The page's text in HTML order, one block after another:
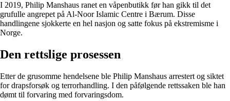
I 2019, Philip Manshaus ranet en våpenbutikk før han gikk til det
grufulle angrepet på Al-Noor Islamic Centre i Bærum. Disse
handlingene sjokkerte en hel nasjon og satte fokus på ekstremisme i
Norge.
Den rettslige prosessen
Etter de grusomme hendelsene ble Philip Manshaus arrestert og siktet
for drapsforsøk og terrorhandling. I den påfølgende rettssaken ble han
dømt til forvaring med forvaringsdom.